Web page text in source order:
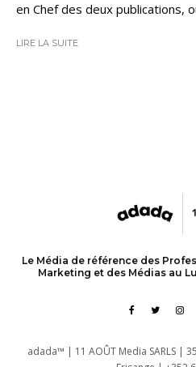
en Chef des deux publications,
LIRE LA SUITE
Le Média de référence des
Marketing et des Médias au
adada™ | 11 AOÛT Media SARLS |